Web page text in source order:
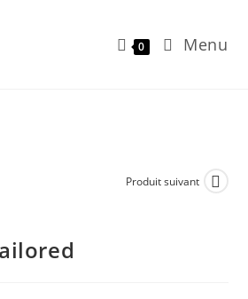
0 Menu
Produit suivant